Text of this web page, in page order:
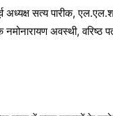
सत्य पारीक,
अवस्थी, वरिष्ठ